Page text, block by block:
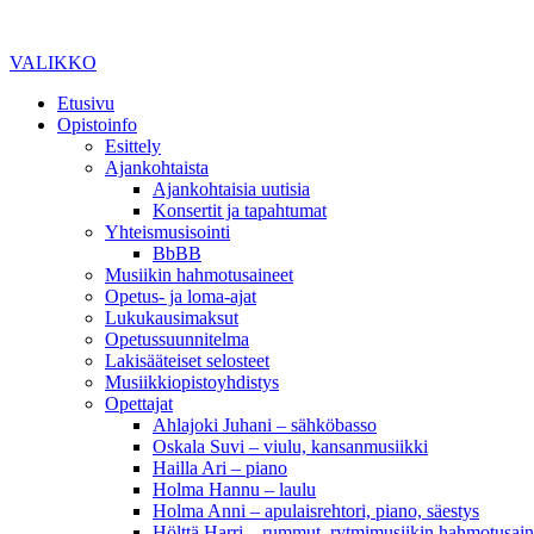
VALIKKO
Etusivu
Opistoinfo
Esittely
Ajankohtaista
Ajankohtaisia uutisia
Konsertit ja tapahtumat
Yhteismusisointi
BbBB
Musiikin hahmotusaineet
Opetus- ja loma-ajat
Lukukausimaksut
Opetussuunnitelma
Lakisääteiset selosteet
Musiikkiopistoyhdistys
Opettajat
Ahlajoki Juhani – sähköbasso
Oskala Suvi – viulu, kansanmusiikki
Hailla Ari – piano
Holma Hannu – laulu
Holma Anni – apulaisrehtori, piano, säestys